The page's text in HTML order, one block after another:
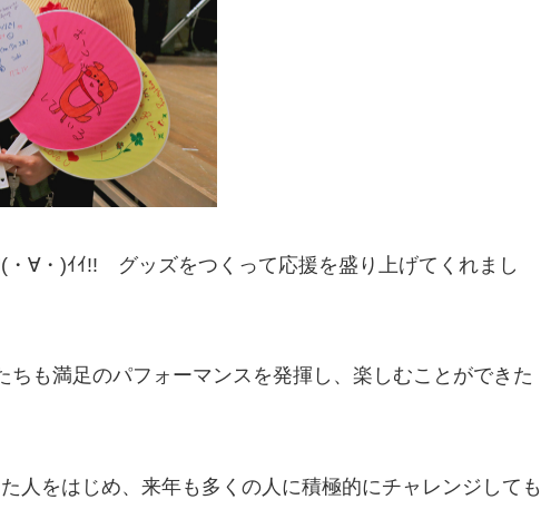
・∀・)ｲｲ!! グッズをつくって応援を盛り上げてくれまし
も満足のパフォーマンスを発揮し、楽しむことができた
人をはじめ、来年も多くの人に積極的にチャレンジしても